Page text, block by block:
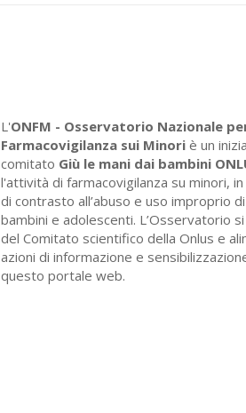
L'ONFM - Osservatorio Nazionale
Farmacovigilanza sui Minori è un
comitato Giù le mani dai bambini
l'attività di farmacovigilanza su minori,
di contrasto all’abuso e uso improprio
bambini e adolescenti. L’Osservatorio
del Comitato scientifico della Onlus e
azioni di informazione e
questo portale web.